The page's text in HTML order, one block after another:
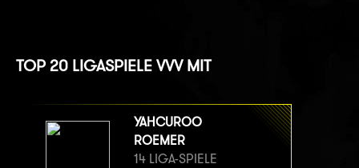
TOP 20 LIGASPIELE VVV MIT
YAHCUROO
ROEMER
14 LIGA-SPIELE